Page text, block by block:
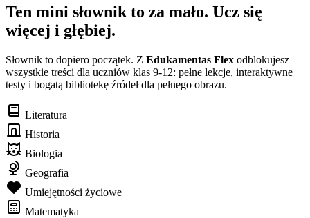
Ten mini słownik to za mało. Ucz się
więcej i głębiej.
Słownik to dopiero początek. Z Edukamentas Flex odblokujesz
wszystkie treści dla uczniów klas 9-12: pełne lekcje, interaktywne
testy i bogatą bibliotekę źródeł dla pełnego obrazu.
Literatura
Historia
Biologia
Geografia
Umiejętności życiowe
Matematyka